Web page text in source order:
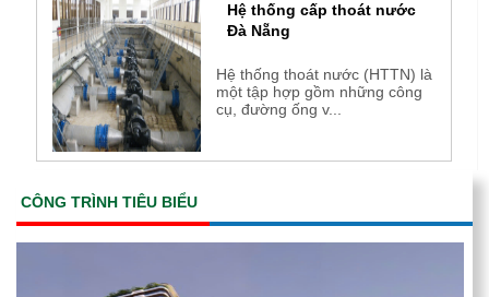
Hệ thống cấp thoát nước
Đà Nẵng
Hệ thống thoát nước (HTTN) là
một tập hợp gồm những công
cụ, đường ống v...
CÔNG TRÌNH TIÊU BIỂU